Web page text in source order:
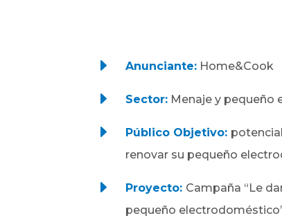
E Anunciante: Home&Cook
E Sector: Menaje y pequeño
E Público Objetivo:
renovar su pequeño
E Proyecto: Campaña “Le
pequeño